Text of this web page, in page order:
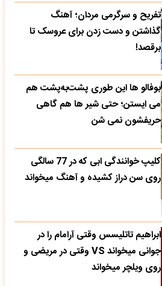
تفریح و سرگرمی مردان؛ آهنگ
گذاشتن و دست زدن برای عروسک تا
برقصد!
بوفالو ها این‌ طوری پشت‌به‌پشت هم
می‌ ایستن؛ حتی شیر ها هم گاهی
حریفشون نمی‌ شن
کلیپ خوانندگی ابی که در 77 سالگی
روی سن دراز کشیده و آهنگ میخواند
ابراهیم تاتلیسس وقتی آرامام را در
جوانی میخواند VS وقتی در مریضی و
روی ویلچر میخواند